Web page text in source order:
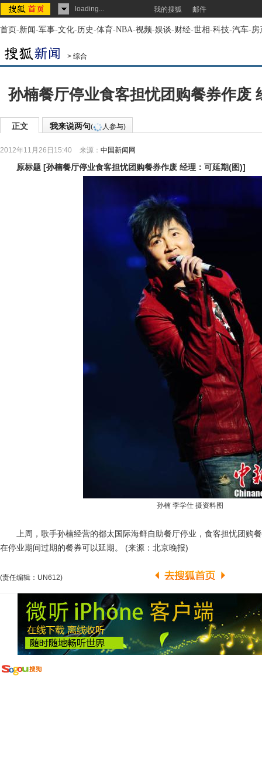
loading... 我的搜狐 邮件
首页-新闻-军事-文化-历史-体育-NBA-视频-娱谈-财经-世相-科技-汽车-房
> 综合
孙楠餐厅停业食客担忧团购餐券作废
正文 我来说两句( 人参与)
2012年11月26日15:40 来源： 中国新闻网
原标题 [孙楠餐厅停业食客担忧团购餐券作废 经理：可延期(图)]
孙楠 李学仕 摄资料图
上周，歌手孙楠经营的都太国际海鲜自助餐厅停业，食客担忧团购
在停业期间过期的餐券可以延期。 (来源：北京晚报)
(责任编辑：UN612)